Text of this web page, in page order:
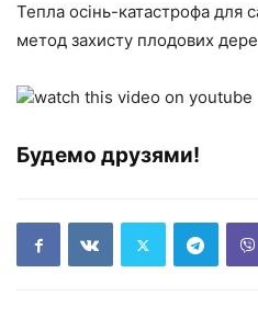
Тепла осінь-катастрофа для
метод захисту плодових
watch this video on youtube
Будемо друзями!